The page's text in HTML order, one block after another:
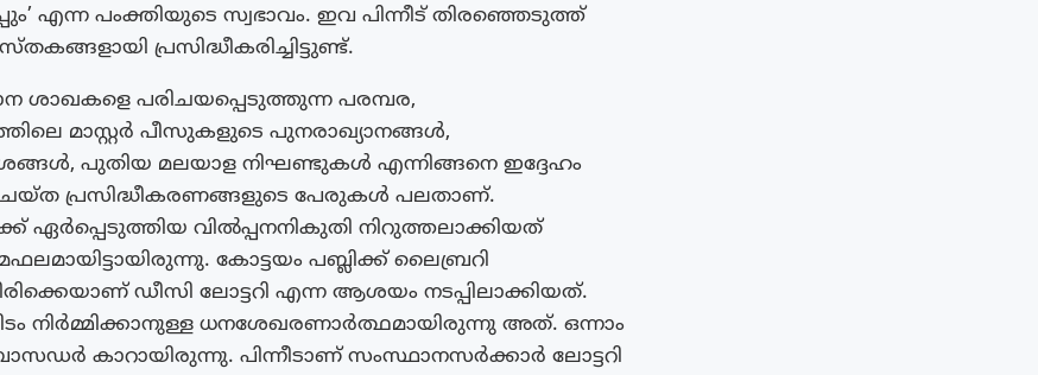
എന്ന പംക്തിയുടെ സ്വഭാവം. ഇവ പിന്നീട് തിരഞ്ഞെടുത്ത്
പ്രസിദ്ധീകരിച്ചിട്ടുണ്ട്.
ശാഖകളെ പരിചയപ്പെടുത്തുന്ന പരമ്പര,
മാസ്റ്റർ പീസുകളുടെ പുനരാഖ്യാനങ്ങൾ,
പുതിയ മലയാള നിഘണ്ടുകൾ എന്നിങ്ങനെ ഇദ്ദേഹം
പ്രസിദ്ധീകരണങ്ങളുടെ പേരുകൾ പലതാണ്.
വിൽപ്പനനികുതി നിറുത്തലാക്കിയത്
കോട്ടയം പബ്ലിക്ക് ലൈബ്രറി
ഡീസി ലോട്ടറി എന്ന ആശയം നടപ്പിലാക്കിയത്.
നിർമ്മിക്കാനുള്ള ധനശേഖരണാർത്ഥമായിരുന്നു അത്. ഒന്നാം
കാറായിരുന്നു. പിന്നീടാണ് സംസ്ഥാനസർക്കാർ ലോട്ടറി